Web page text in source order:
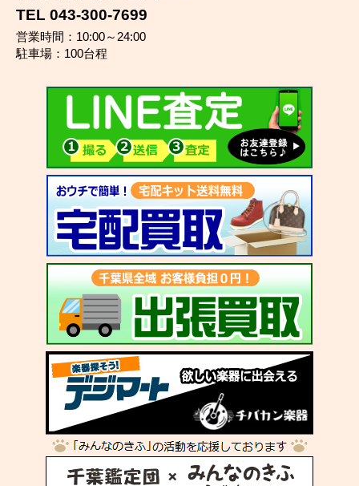
TEL 043-300-7699
営業時間：10:00～24:00
駐車場：100台程